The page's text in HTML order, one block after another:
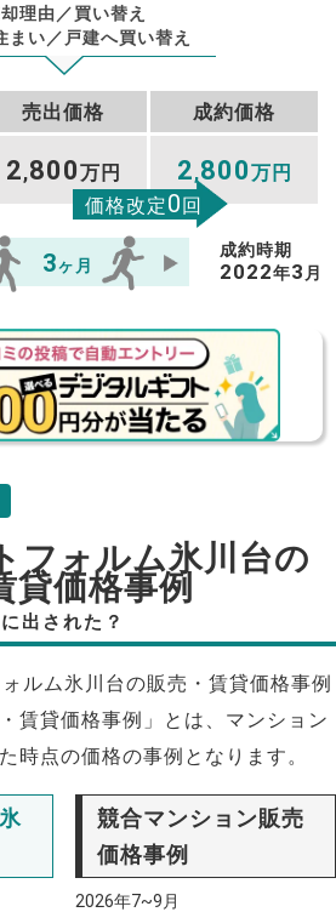
理由／買い替え
まい／戸建へ買い替え
売出価格 成約価格
2,800万円 2,800万円
価格改定0回
3ヶ月
成約時期
2022年3 月
フォルム氷川台の
貸価格事例
出された？
ルム氷川台の販売・賃貸価格事例
賃貸価格事例」とは、マンション
時点の価格の事例となります。
競合マンション販売
価格事例
2026年7~9月